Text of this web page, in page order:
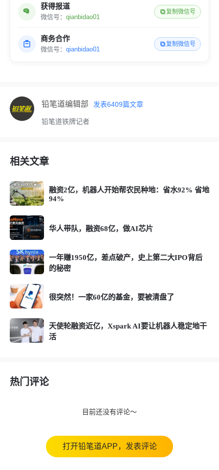
获得报道
微信号： qianbidao01
复制微信号
商务合作
微信号： qianbidao01
复制微信号
铅笔道编辑部 发表6409篇文章
铅笔道铁牌记者
相关文章
融资2亿，机器人开始帮农民种地：省水92% 省地
94%
华人带队，融资68亿，做AI芯片
一年赚1950亿，差点破产，史上第二大IPO背后
的秘密
很突然！一家60亿的基金，要被清盘了
天使轮融资近亿，Xspark AI要让机器人稳定地干
活
热门评论
目前还没有评论～
打开铅笔道APP，发表评论